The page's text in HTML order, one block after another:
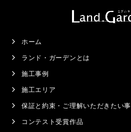
ホーム
ランド・ガーデンとは
施工事例
施工エリア
保証と約束・ご理解いただきたい事
コンテスト受賞作品